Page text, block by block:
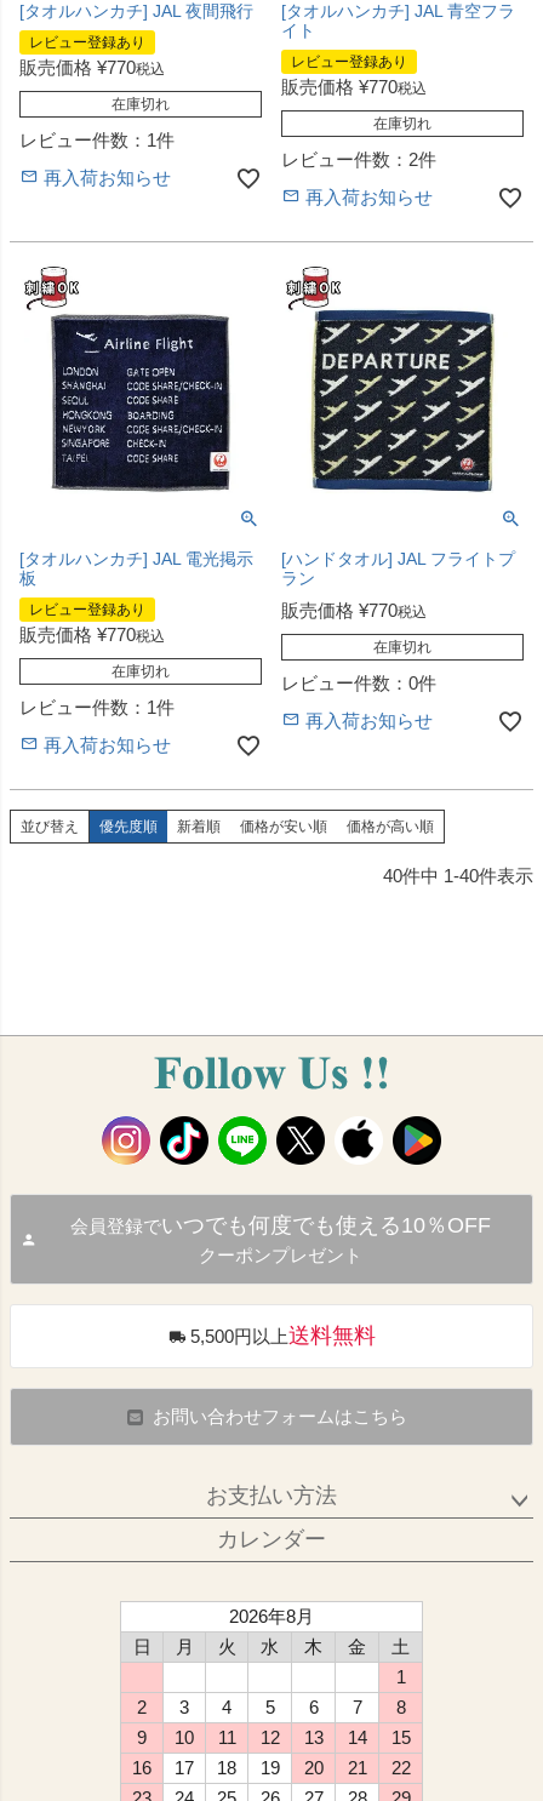
[タオルハンカチ] JAL 夜間飛行
レビュー登録あり
販売価格 ¥770税込
在庫切れ
レビュー件数：1件
再入荷お知らせ
[タオルハンカチ] JAL 青空フラ
イト
レビュー登録あり
販売価格 ¥770税込
在庫切れ
レビュー件数：2件
再入荷お知らせ
[タオルハンカチ] JAL 電光掲示
板
レビュー登録あり
販売価格 ¥770税込
在庫切れ
レビュー件数：1件
再入荷お知らせ
[ハンドタオル] JAL フライトプ
ラン
販売価格 ¥770税込
在庫切れ
レビュー件数：0件
再入荷お知らせ
並び替え 優先度順 新着順 価格が安い順 価格が高い順
40件中 1-40件表示
会員登録でいつでも何度でも使える10％OFF
クーポンプレゼント
5,500円以上送料無料
お問い合わせフォームはこちら
お支払い方法
カレンダー
2026年8月
日
月 火 水 木 金
土
1
2
3 4 5 6 7
8
9
10 11 12 13 14
15
16
17 18 19 20 21
22